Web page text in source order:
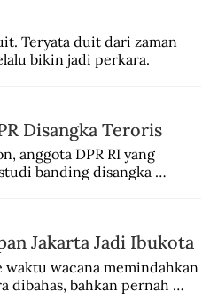
Teryata duit dari zaman
bikin jadi perkara.
Disangka Teroris
anggota DPR RI yang
banding disangka
Jakarta Jadi Ibukota
waktu wacana memindahkan
dibahas, bahkan pernah